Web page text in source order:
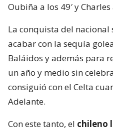
Oubiña a los 49′ y Charles
La conquista del
acabar con la sequía
Baláidos y además para
un año y medio sin
consiguió con el Celta
Adelante.
Con este tanto, el chileno